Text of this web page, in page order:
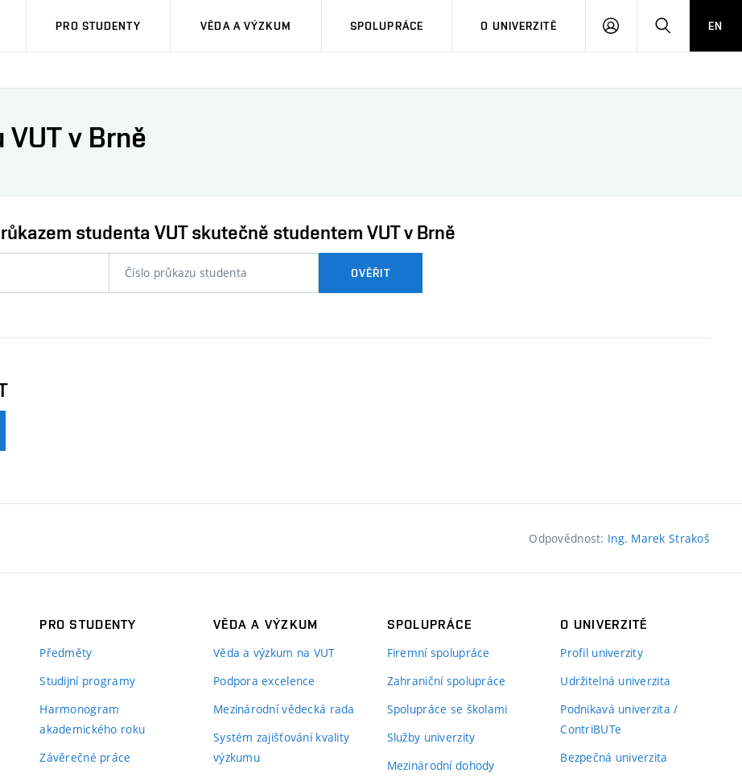
PRO STUDENTY VĚDA A VÝZKUM SPOLUPRÁCE O UNIVERZITĚ
PŘIHLÁSIT HLEDATEN
v Brně
studenta VUT skutečně studentem VUT v Brně
číslo
OVĚŘIT
Odpovědnost: Ing. Marek Strakoš
PRO STUDENTY
Předměty
Studijní programy
Harmonogram
akademického roku
Závěrečné práce
VĚDA A VÝZKUM
Věda a výzkum na VUT
Podpora excelence
Mezinárodní vědecká rada
Systém zajišťování kvality
výzkumu
SPOLUPRÁCE
Firemní spolupráce
Zahraniční spolupráce
Spolupráce se školami
Služby univerzity
Mezinárodní dohody
O UNIVERZITĚ
Profil univerzity
Udržitelná univerzita
Podnikavá univerzita /
ContriBUTe
Bezpečná univerzita